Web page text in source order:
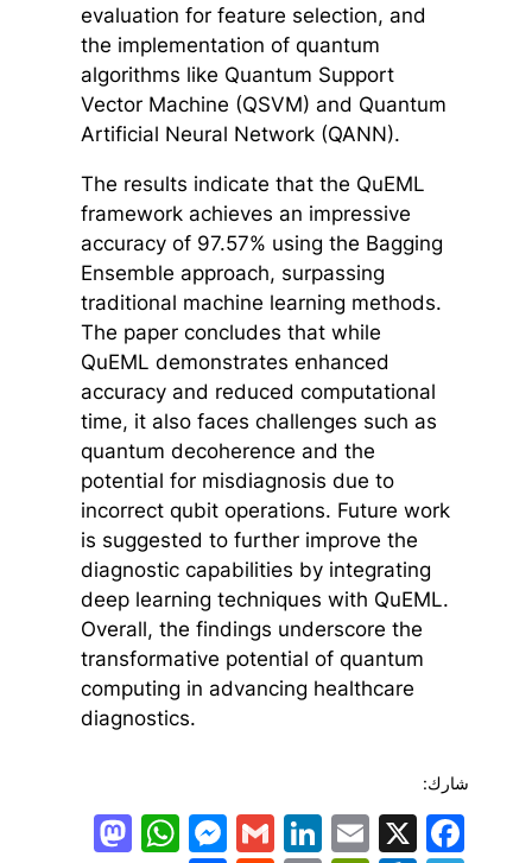
evaluation for feature selection, and
the implementation of quantum
algorithms like Quantum Support
Vector Machine (QSVM) and Quantum
Artificial Neural Network (QANN).
The results indicate that the QuEML
framework achieves an impressive
accuracy of 97.57% using the Bagging
Ensemble approach, surpassing
traditional machine learning methods.
The paper concludes that while
QuEML demonstrates enhanced
accuracy and reduced computational
time, it also faces challenges such as
quantum decoherence and the
potential for misdiagnosis due to
incorrect qubit operations. Future work
is suggested to further improve the
diagnostic capabilities by integrating
deep learning techniques with QuEML.
Overall, the findings underscore the
transformative potential of quantum
computing in advancing healthcare
diagnostics.
شارك:
Facebook
X
Email
LinkedIn
Gmail